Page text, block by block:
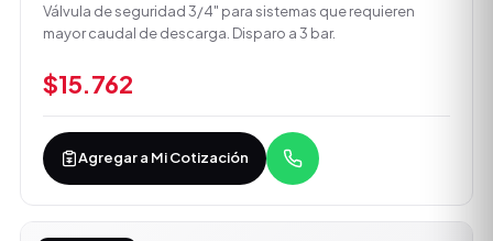
Válvula de seguridad 3/4" para sistemas que requieren
mayor caudal de descarga. Disparo a 3 bar.
$15.762
Agregar a Mi Cotización